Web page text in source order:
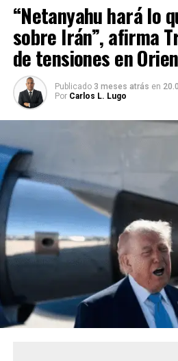
“Netanyahu hará lo
sobre Irán”, afirma
de tensiones en
Publicado 3 meses atrás en
Por Carlos L. Lugo